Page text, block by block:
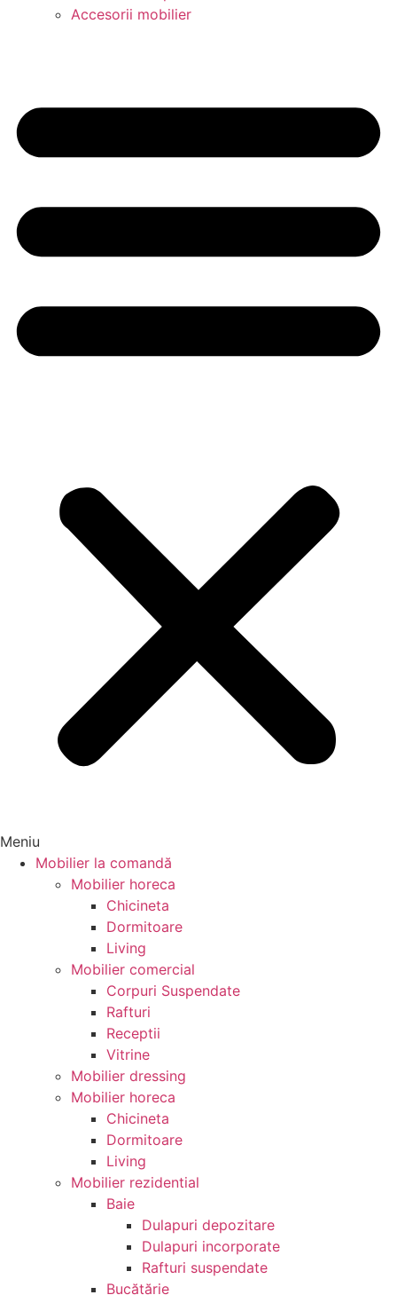
Accesorii mobilier
Meniu
Mobilier la comandă
Mobilier horeca
Chicineta
Dormitoare
Living
Mobilier comercial
Corpuri Suspendate
Rafturi
Receptii
Vitrine
Mobilier dressing
Mobilier horeca
Chicineta
Dormitoare
Living
Mobilier rezidential
Baie
Dulapuri depozitare
Dulapuri incorporate
Rafturi suspendate
Bucătărie